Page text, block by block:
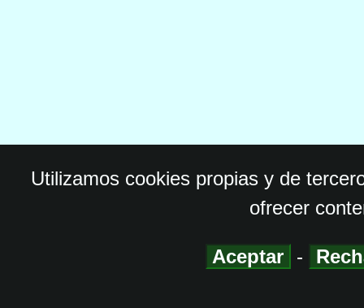
Utilizamos cookies propias y de
ofrecer
Aceptar -